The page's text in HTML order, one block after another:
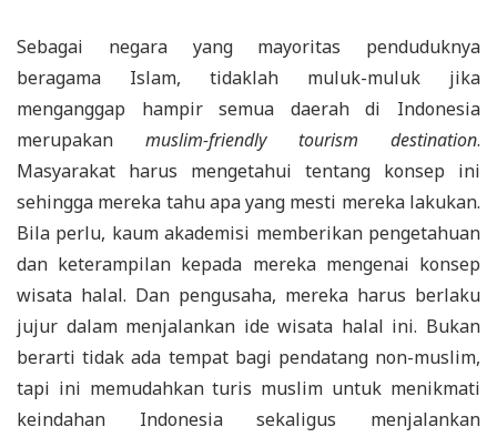
Sebagai negara yang mayoritas penduduknya
beragama Islam, tidaklah muluk-muluk jika
menganggap hampir semua daerah di Indonesia
merupakan muslim-friendly tourism destination.
Masyarakat harus mengetahui tentang konsep ini
sehingga mereka tahu apa yang mesti mereka lakukan.
Bila perlu, kaum akademisi memberikan pengetahuan
dan keterampilan kepada mereka mengenai konsep
wisata halal. Dan pengusaha, mereka harus berlaku
jujur dalam menjalankan ide wisata halal ini. Bukan
berarti tidak ada tempat bagi pendatang non-muslim,
tapi ini memudahkan turis muslim untuk menikmati
keindahan Indonesia sekaligus menjalankan